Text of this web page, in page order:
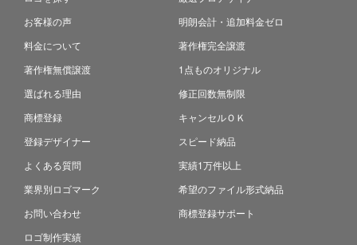
お客様の声
料金について
著作権無償譲渡
選ばれる理由
商標登録
登録デザイナー
よくある質問
業界別ロゴマーク
お問い合わせ
ロゴ制作実績
明朗会計・追加料金ゼロ
著作権完全譲渡
1点ものオリジナル
修正回数無制限
キャンセルＯＫ
スピード納品
実績1万件以上
希望のファイル形式納品
商標登録サポート